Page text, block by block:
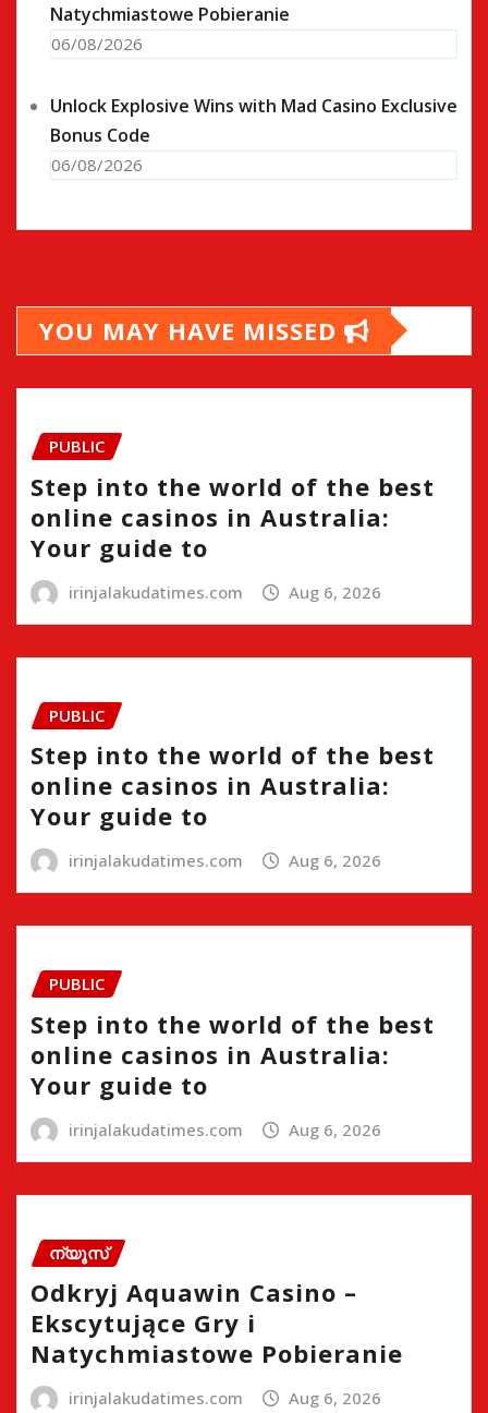
Natychmiastowe Pobieranie
06/08/2026
Unlock Explosive Wins with Mad Casino Exclusive
Bonus Code
06/08/2026
YOU MAY HAVE MISSED
PUBLIC
Step into the world of the best
online casinos in Australia:
Your guide to
irinjalakudatimes.com Aug 6, 2026
PUBLIC
Step into the world of the best
online casinos in Australia:
Your guide to
irinjalakudatimes.com Aug 6, 2026
PUBLIC
Step into the world of the best
online casinos in Australia:
Your guide to
irinjalakudatimes.com Aug 6, 2026
ന്യൂസ്
Odkryj Aquawin Casino –
Ekscytujące Gry i
Natychmiastowe Pobieranie
irinjalakudatimes.com Aug 6, 2026